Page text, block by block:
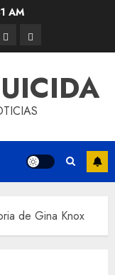
AM
de Gina Knox